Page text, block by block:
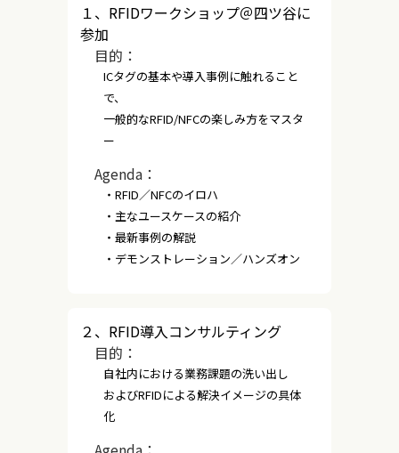
２、RFID導入コンサルティング
目的：
自社内における業務課題の洗い出し
およびRFIDによる解決イメージの具体
化
１、RFIDワークショップ＠四ツ谷に
参加
目的：
ICタグの基本や導入事例に触れること
で、
一般的なRFID/NFCの楽しみ方をマスタ
ー
Agenda：
・RFID／NFCのイロハ
・主なユースケースの紹介
・最新事例の解説
・デモンストレーション／ハンズオン